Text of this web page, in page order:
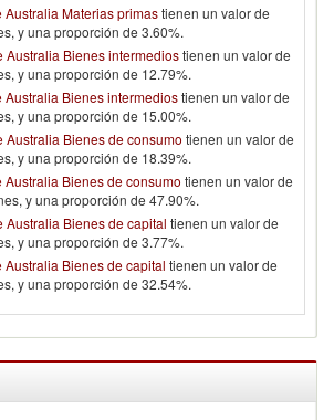
Australia Materias primastienen un valor de
y una proporción de 3.60%.
Australia Bienes intermediostienen un valor de
y una proporción de 12.79%.
Australia Bienes intermediostienen un valor de
y una proporción de 15.00%.
Australia Bienes de consumo tienen un valor de
y una proporción de 18.39%.
Australia Bienes de consumo tienen un valor de
y una proporción de 47.90%.
Australia Bienes de capital tienen un valor de
y una proporción de 3.77%.
Australia Bienes de capital tienen un valor de
y una proporción de 32.54%.